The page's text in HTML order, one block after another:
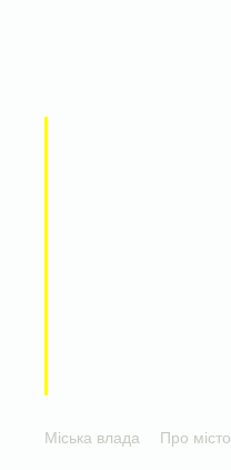
Міська влада Про місто